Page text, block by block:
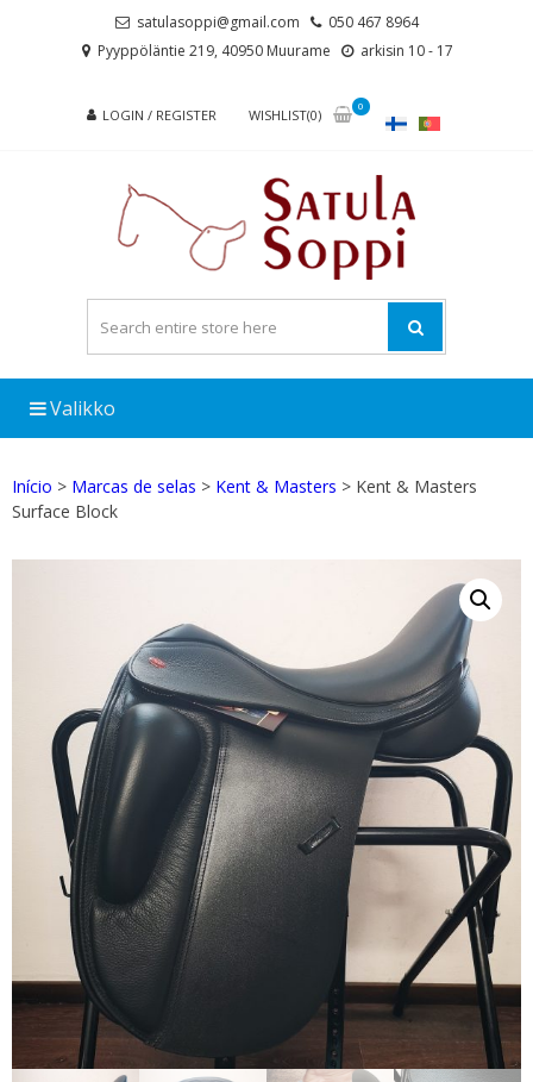
satulasoppi@gmail.com
050 467 8964
Pyyppöläntie 219, 40950 Muurame
arkisin 10 - 17
LOGIN / REGISTER WISHLIST(0)
0
Valikko
Início > Marcas de selas > Kent & Masters > Kent & Masters
Surface Block